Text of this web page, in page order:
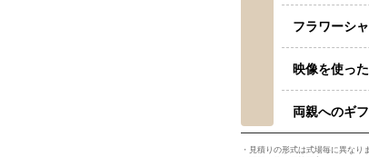
フラワーシ
映像を使っ
両親へのギ
見積りの形式は式場毎に異なり